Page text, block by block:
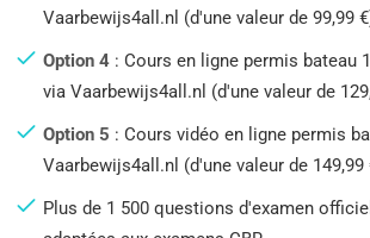
Vaarbewijs4all.nl (d'une valeur de 99,99
Option 4 : Cours en ligne permis bateau
via Vaarbewijs4all.nl (d'une valeur de
Option 5 : Cours vidéo en ligne permis
Vaarbewijs4all.nl (d'une valeur de 149,99
Plus de 1 500 questions d'examen